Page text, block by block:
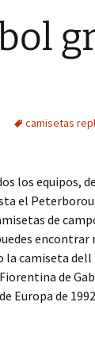
camisetas
los equipos,
el
de
camiseta dell
de
Europa de